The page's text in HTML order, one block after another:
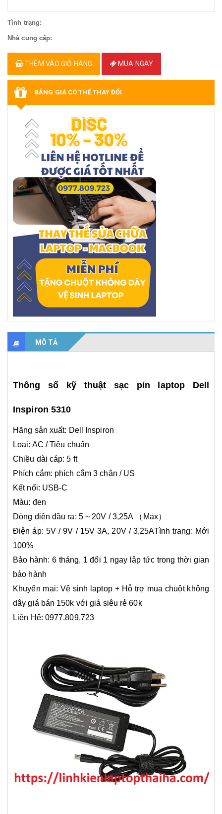
Tình trạng:
Nhà cung cấp:
THÊM VÀO GIỎ HÀNG MUA NGAY
BẢNG GIÁ CÓ THỂ THAY ĐỔI
MÔ TẢ
Thông số kỹ thuật sạc pin laptop Dell
Inspiron 5310
Hãng sản xuất: Dell Inspiron
Loại: AC / Tiêu chuẩn
Chiều dài cáp: 5 ft
Phích cắm: phích cắm 3 chân / US
Kết nối: USB-C
Màu: đen
Dòng điện đầu ra: 5 ~ 20V / 3,25A （Max）
Điện áp: 5V / 9V / 15V 3A, 20V / 3,25ATình trang: Mới
100%
Bảo hành: 6 tháng, 1 đổi 1 ngay lập tức trong thời gian
bảo hành
Khuyến mại: Vệ sinh laptop + Hỗ trợ mua chuột không
dây giá bán 150k với giá siêu rẻ 60k
Liên Hệ: 0977.809.723